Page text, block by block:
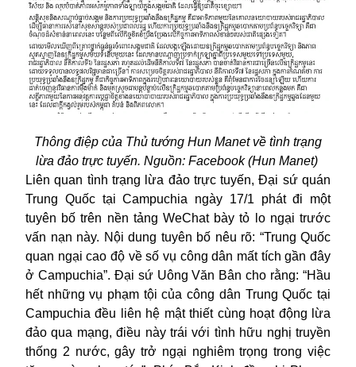
Thông điệp của Thủ tướng Hun Manet về tình trạng
lừa đảo trực tuyến. Nguồn: Facebook (Hun Manet)
Liên quan tình trạng lừa đảo trực tuyến, Đại sứ quán
Trung Quốc tại Campuchia ngày 17/1 phát đi một
tuyên bố trên nền tảng WeChat bày tỏ lo ngại trước
vấn nạn này. Nội dung tuyên bố nêu rõ: “Trung Quốc
quan ngại cao độ về số vụ công dân mất tích gần đây
ở Campuchia”. Đại sứ Uông Văn Bân cho rằng: “Hầu
hết những vụ phạm tội của công dân Trung Quốc tại
Campuchia đều liên hệ mật thiết cùng hoạt động lừa
đảo qua mạng, điều này trái với tình hữu nghị truyền
thống 2 nước, gây trở ngại nghiêm trọng trong việc